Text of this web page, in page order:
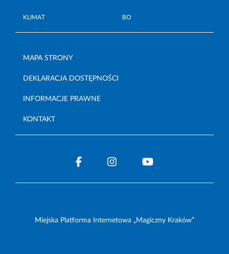
KLIMAT BO
MAPA STRONY
DEKLARACJA DOSTĘPNOŚCI
INFORMACJE PRAWNE
KONTAKT
Miejska Platforma Internetowa „Magiczny Kraków”